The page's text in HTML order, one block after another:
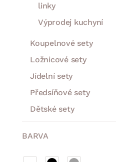
linky
Výprodej kuchyní
Koupelnové sety
Ložnicové sety
Jídelní sety
Předsíňové sety
Dětské sety
Drobný nábytek
Spotřebiče
BARVA